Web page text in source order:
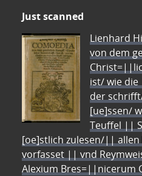
Just scanned
Lienhard
von dem
ist/ wie
der
[ue]ssen/
Teuffel ||
[oe]stlich zulesen/|| allen
vorfasset || vnd
Alexium Bres=||nicerum